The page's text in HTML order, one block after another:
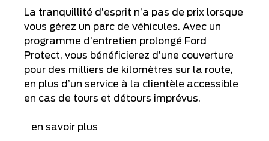
La tranquillité d’esprit n’a pas de prix lorsque
vous gérez un parc de véhicules. Avec un
programme d’entretien prolongé Ford
Protect, vous bénéficierez d’une couverture
pour des milliers de kilomètres sur la route,
en plus d’un service à la clientèle accessible
en cas de tours et détours imprévus.
en savoir plus